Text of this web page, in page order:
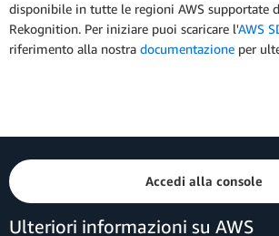
disponibile in tutte le regioni AWS supportate
Rekognition. Per iniziare puoi scaricare l'AWS
riferimento alla nostra documentazione per
Accedi alla console
Ulteriori informazioni su AWS